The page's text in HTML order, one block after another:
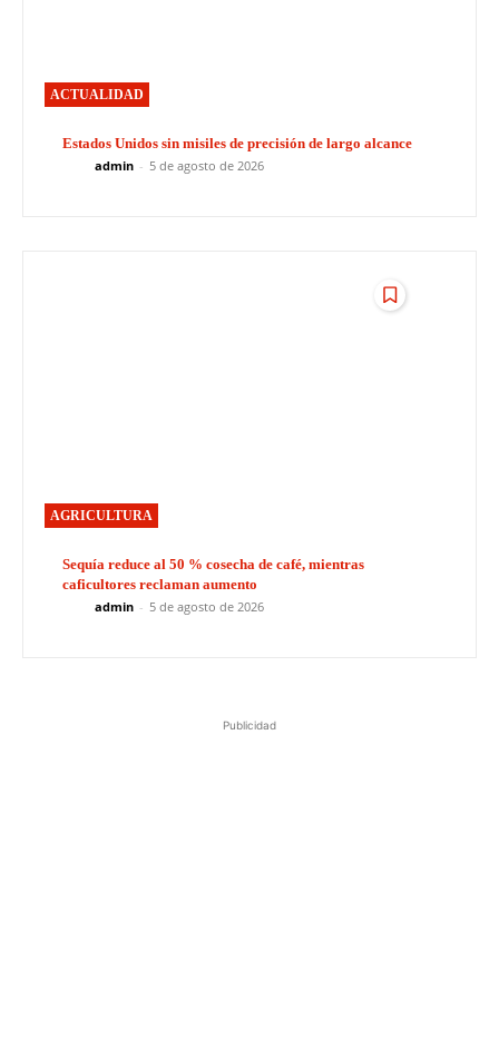
ACTUALIDAD
Estados Unidos sin misiles de precisión de largo alcance
admin - 5 de agosto de 2026
AGRICULTURA
Sequía reduce al 50 % cosecha de café, mientras
caficultores reclaman aumento
admin - 5 de agosto de 2026
Publicidad